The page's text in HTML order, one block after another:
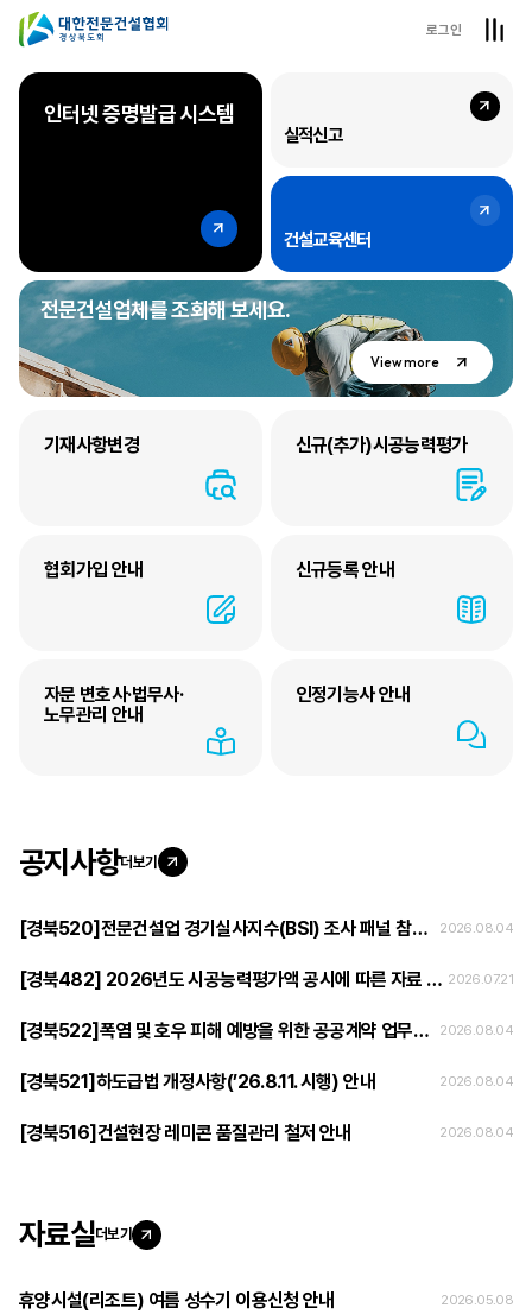
로그인
회원사를 가족처럼 회원사 일을 내 일처럼
대한전문건설협회
인터넷 증명발급 시스템
실적신고
건설교육센터
전문건설업체를 조회해 보세요.
View more
기재사항변경 신규(추가)시공능력평가
협회가입 안내 신규등록 안내
자문 변호사·법무사·
노무관리 안내
인정기능사 안내
공지사항더보기
[경북520]전문건설업 경기실사지수(BSI) 조사 패널 참여 협조 요청 2026.08.04
[경북482] 2026년도 시공능력평가액 공시에 따른 자료 확인 등 안내 2026.07.21
[경북522]폭염 및 호우 피해 예방을 위한 공공계약 업무처리지침 안내 2026.08.04
[경북521]하도급법 개정사항(’26.8.11. 시행) 안내 2026.08.04
[경북516]건설현장 레미콘 품질관리 철저 안내 2026.08.04
자료실더보기
휴양시설(리조트) 여름 성수기 이용신청 안내 2026.05.08